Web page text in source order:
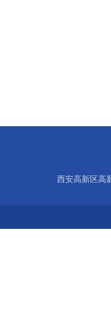
西安高新区高